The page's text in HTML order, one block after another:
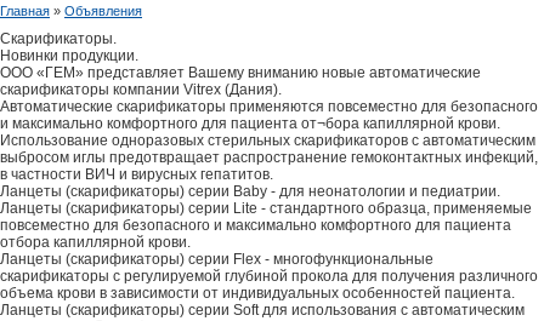
Главная » Объявления
Скарификаторы.
Новинки продукции.
ООО «ГЕМ» представляет Вашему вниманию новые автоматические
скарификаторы компании Vitrex (Дания).
Автоматические скарификаторы применяются повсеместно для безопасного
и максимально комфортного для пациента от¬бора капиллярной крови.
Использование одноразовых стерильных скарификаторов с автоматическим
выбросом иглы предотвращает распространение гемоконтактных инфекций,
в частности ВИЧ и вирусных гепатитов.
Ланцеты (скарификаторы) серии Baby - для неонатологии и педиатрии.
Ланцеты (скарификаторы) серии Lite - стандартного образца, применяемые
повсеместно для безопасного и максимально комфортного для пациента
отбора капиллярной крови.
Ланцеты (скарификаторы) серии Flex - многофункциональные
скарификаторы с регулируемой глубиной прокола для получения различного
объема крови в зависимости от индивидуальных особенностей пациента.
Ланцеты (скарификаторы) серии Soft для использования с автоматическим